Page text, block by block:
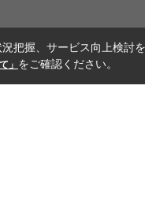
把握、サービス向上検討
」 をご確認ください。